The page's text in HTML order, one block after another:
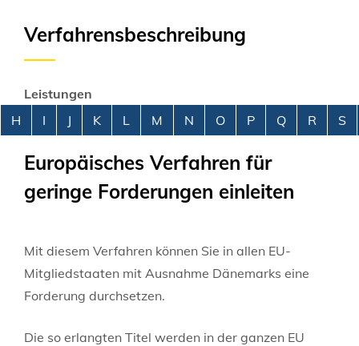
Verfahrensbeschreibung
Leistungen
Alphabetisches Register überspringen
H I J K L M N O P Q R S
Europäisches Verfahren für
geringe Forderungen einleiten
Mit diesem Verfahren können Sie in allen EU-
Mitgliedstaaten mit Ausnahme Dänemarks eine
Forderung durchsetzen.
Die so erlangten Titel werden in der ganzen EU